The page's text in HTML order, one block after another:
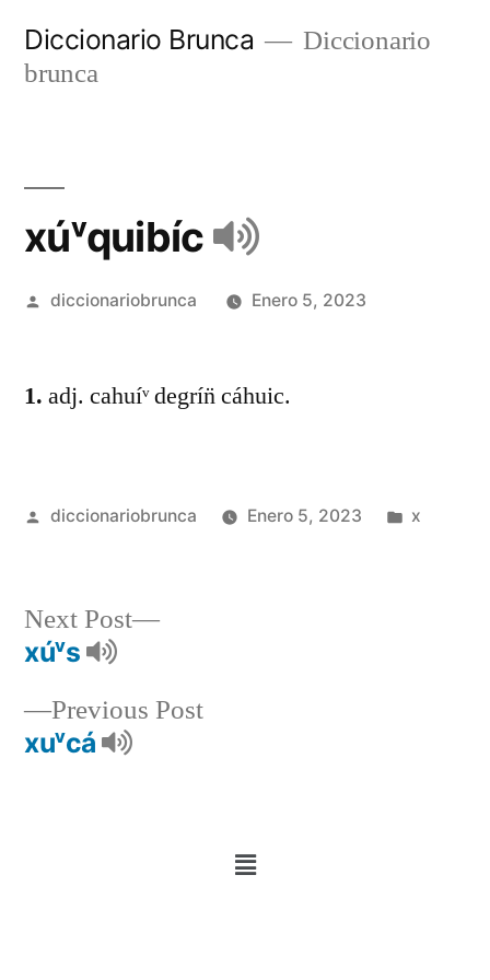
Diccionario Brunca
Diccionario
brunca
xúᵛquibíc
diccionariobrunca Enero 5, 2023
1. adj. cahuíᵛ degrín̈ cáhuic.
diccionariobrunca Enero 5, 2023 x
Previous Post
xuᵛcá
Next Post
xúᵛs